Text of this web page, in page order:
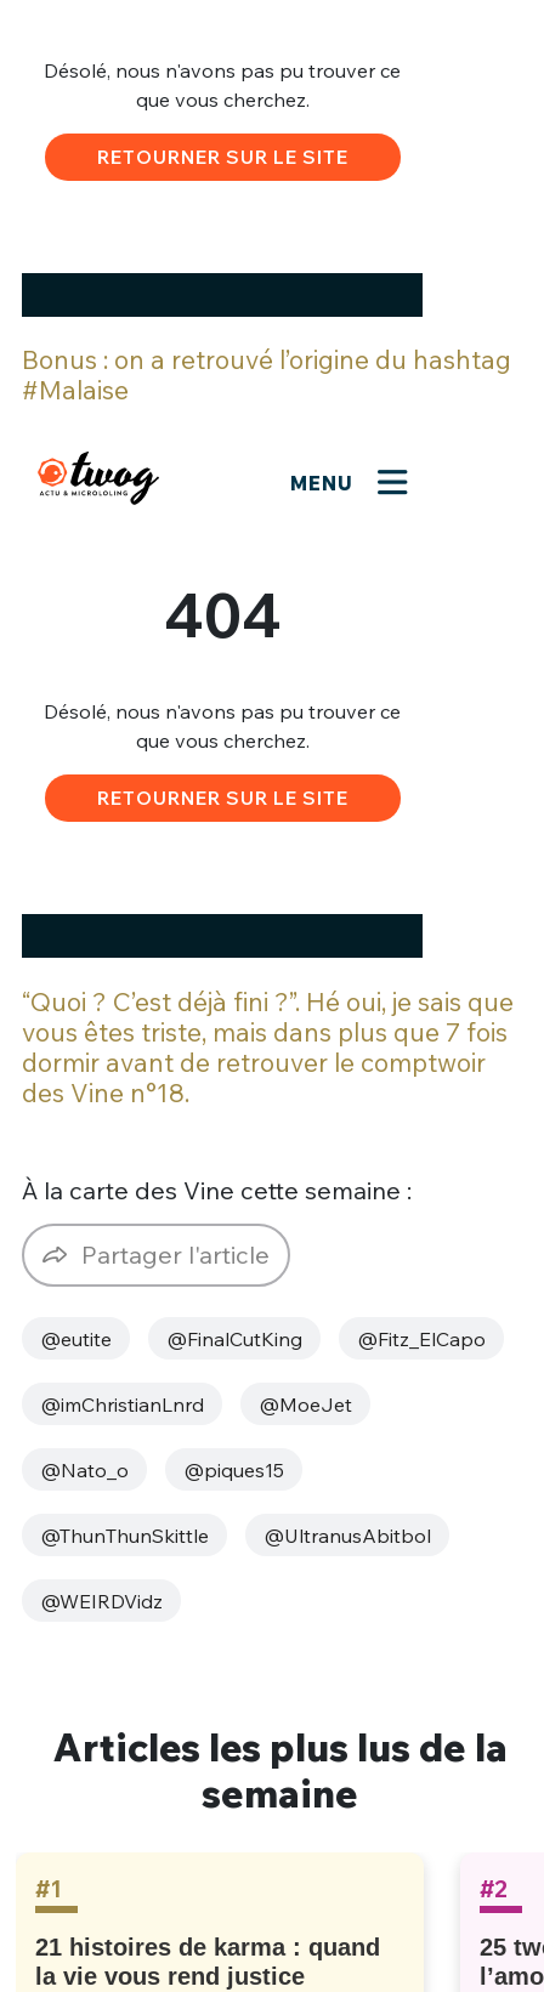
Bonus : on a retrouvé l’origine du hashtag
#Malaise
“Quoi ? C’est déjà fini ?”. Hé oui, je sais que
vous êtes triste, mais dans plus que 7 fois
dormir avant de retrouver le comptwoir
des Vine n°18.
À la carte des Vine cette semaine :
Partager l'article
@eutite @FinalCutKing @Fitz_ElCapo
@imChristianLnrd @MoeJet
@Nato_o @piques15
@ThunThunSkittle @UltranusAbitbol
@WEIRDVidz
Articles les plus lus de la
semaine
#1
21 histoires de karma : quand
la vie vous rend justice
#2
25